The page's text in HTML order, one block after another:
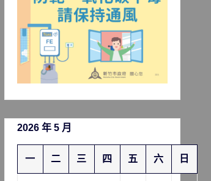
2026 年 5 月
一 二 三 四 五 六 日